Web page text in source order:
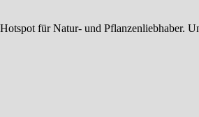
für Natur- und Pflanzenliebhaber.